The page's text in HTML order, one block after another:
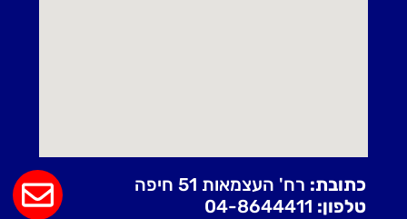
כתובת: רח' העצמאות 51 חיפה
טלפון: